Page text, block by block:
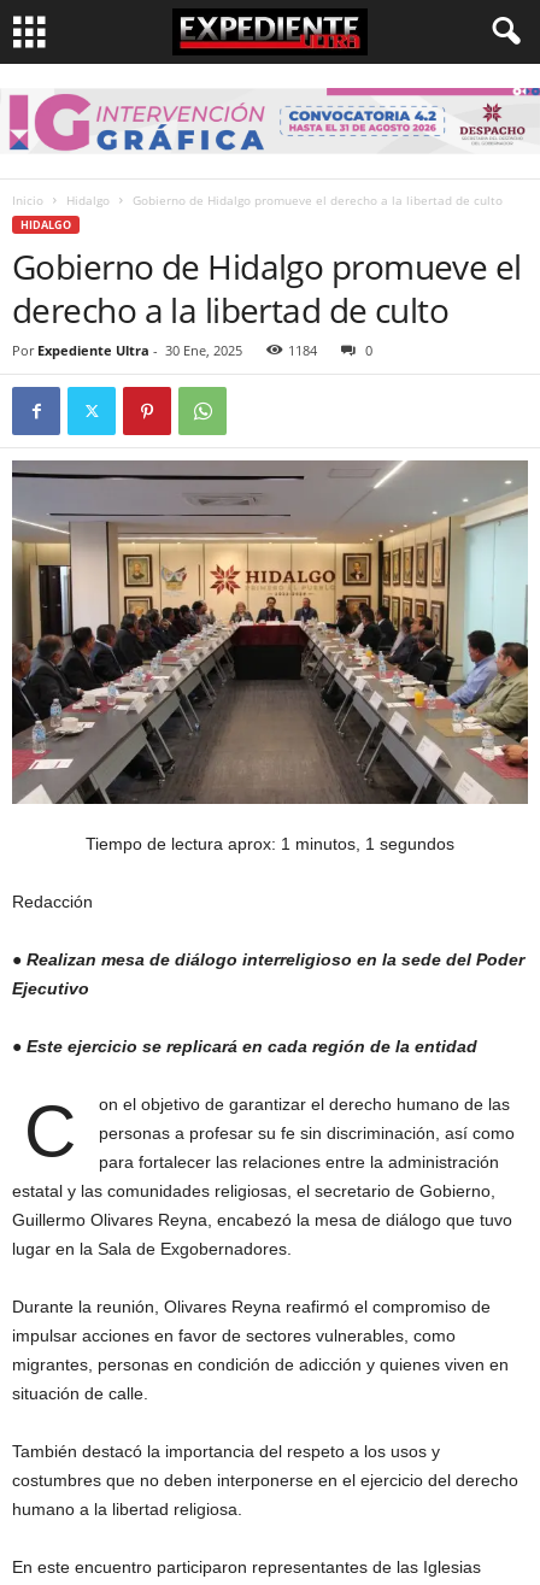
Inicio Hidalgo Gobierno de Hidalgo promueve el derecho a la libertad de culto
HIDALGO
Gobierno de Hidalgo promueve el
derecho a la libertad de culto
Por Expediente Ultra - 30 Ene, 2025 1184 0
Tiempo de lectura aprox: 1 minutos, 1 segundos
Redacción
● Realizan mesa de diálogo interreligioso en la sede del Poder
Ejecutivo
● Este ejercicio se replicará en cada región de la entidad
C
on el objetivo de garantizar el derecho humano de las
personas a profesar su fe sin discriminación, así como
para fortalecer las relaciones entre la administración
estatal y las comunidades religiosas, el secretario de Gobierno,
Guillermo Olivares Reyna, encabezó la mesa de diálogo que tuvo
lugar en la Sala de Exgobernadores.
Durante la reunión, Olivares Reyna reafirmó el compromiso de
impulsar acciones en favor de sectores vulnerables, como
migrantes, personas en condición de adicción y quienes viven en
situación de calle.
También destacó la importancia del respeto a los usos y
costumbres que no deben interponerse en el ejercicio del derecho
humano a la libertad religiosa.
En este encuentro participaron representantes de las Iglesias